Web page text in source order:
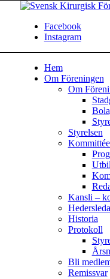
Facebook
Instagram
Hem
Om Föreningen
Om
Styrelsen
Kansli –
Historia
Protokoll
Bli
Remissvar